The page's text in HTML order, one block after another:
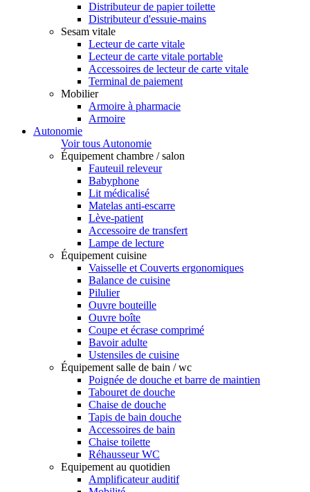
Distributeur de papier toilette
Distributeur d'essuie-mains
Sesam vitale
Lecteur de carte vitale
Lecteur de carte vitale portable
Accessoires de lecteur de carte vitale
Terminal de paiement
Mobilier
Armoire à pharmacie
Armoire
Autonomie
Voir tous Autonomie
Équipement chambre / salon
Fauteuil releveur
Babyphone
Lit médicalisé
Matelas anti-escarre
Lève-patient
Accessoire de transfert
Lampe de lecture
Équipement cuisine
Vaisselle et Couverts ergonomiques
Balance de cuisine
Pilulier
Ouvre bouteille
Ouvre boîte
Coupe et écrase comprimé
Bavoir adulte
Ustensiles de cuisine
Équipement salle de bain / wc
Poignée de douche et barre de maintien
Tabouret de douche
Chaise de douche
Tapis de bain douche
Accessoires de bain
Chaise toilette
Réhausseur WC
Equipement au quotidien
Amplificateur auditif